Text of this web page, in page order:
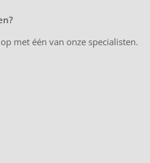
met één van onze specialisten.